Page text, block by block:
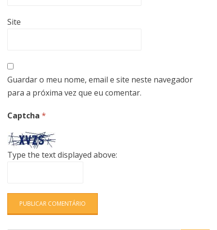
Site
Guardar o meu nome, email e site neste navegador
para a próxima vez que eu comentar.
Captcha *
Type the text displayed above: